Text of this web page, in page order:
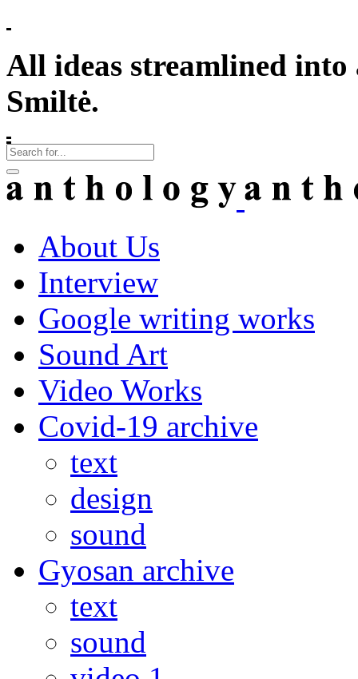
All ideas streamlined
Smiltė.
About Us
Interview
Google writing works
Sound Art
Video Works
Covid-19 archive
text
design
sound
Gyosan archive
text
sound